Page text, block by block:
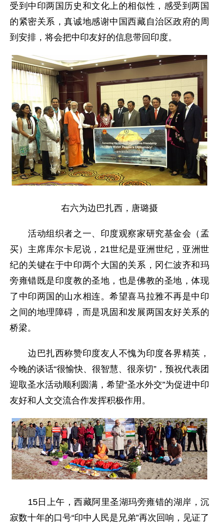
受到中印两国历史和文化上的相似性，感受到两国
的紧密关系，真诚地感谢中国西藏自治区政府的周
到安排，将会把中印友好的信息带回印度。
右六为边巴扎西，唐璐摄
活动组织者之一、印度观察家研究基金会（孟
买）主席库尔卡尼说，21世纪是亚洲世纪，亚洲世
纪的关键在于中印两个大国的关系，冈仁波齐和玛
旁雍错既是印度教的圣地，也是佛教的圣地，体现
了中印两国的山水相连。希望喜马拉雅不再是中印
之间的地理障碍，而是巩固和发展两国友好关系的
桥梁。
边巴扎西称赞印度友人不愧为印度各界精英，
今晚的谈话“很愉快、很智慧、很亲切”，预祝代表团
迎取圣水活动顺利圆满，希望“圣水外交”为促进中印
友好和人文交流合作发挥积极作用。
15日上午，西藏阿里圣湖玛旁雍错的湖岸，沉
寂数十年的口号“印中人民是兄弟”再次回响，见证了